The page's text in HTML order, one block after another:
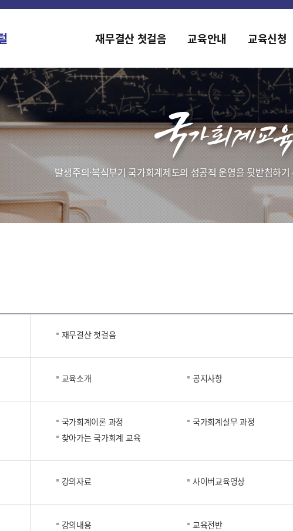
홈페이지가 새롭게 개편되었습니다.
재무결산 첫걸음 교육안내 교육신청
발생주의·복식부기 국가회계제도의 성공적 운영을 뒷받침하
재무결산 첫걸음
교육소개 공지사항
국가회계이론 과정 국가회계실무 과정
찾아가는 국가회계 교육
강의자료 사이버교육영상
강의내용 교육전반